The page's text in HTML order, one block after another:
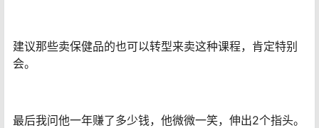
建议那些卖保健品的也可以转型来卖这种课程，肯定特别
会。
最后我问他一年赚了多少钱，他微微一笑，伸出2个指头。